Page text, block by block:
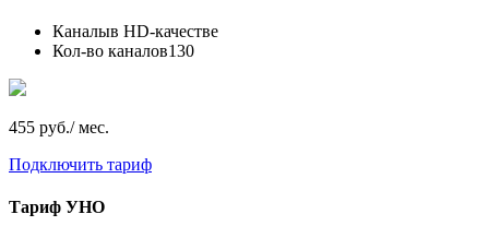
Каналыв HD-качестве
Кол-во каналов130
455 руб./ мес.
Подключить тариф
Тариф УНО